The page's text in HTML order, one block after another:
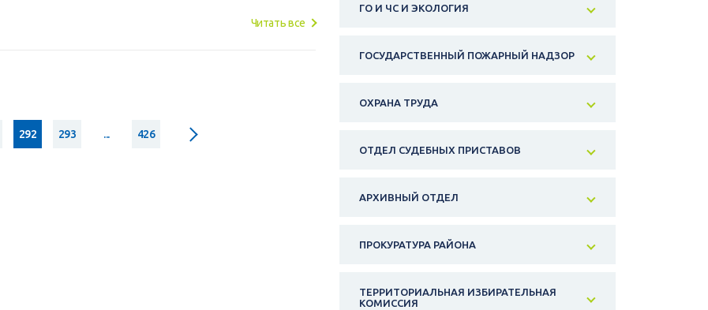
Читать все
292 293 ... 426
ГО И ЧС И ЭКОЛОГИЯ
ГОСУДАРСТВЕННЫЙ ПОЖАРНЫЙ НАДЗОР
ОХРАНА ТРУДА
ОТДЕЛ СУДЕБНЫХ ПРИСТАВОВ
АРХИВНЫЙ ОТДЕЛ
ПРОКУРАТУРА РАЙОНА
ТЕРРИТОРИАЛЬНАЯ ИЗБИРАТЕЛЬНАЯ
КОМИССИЯ